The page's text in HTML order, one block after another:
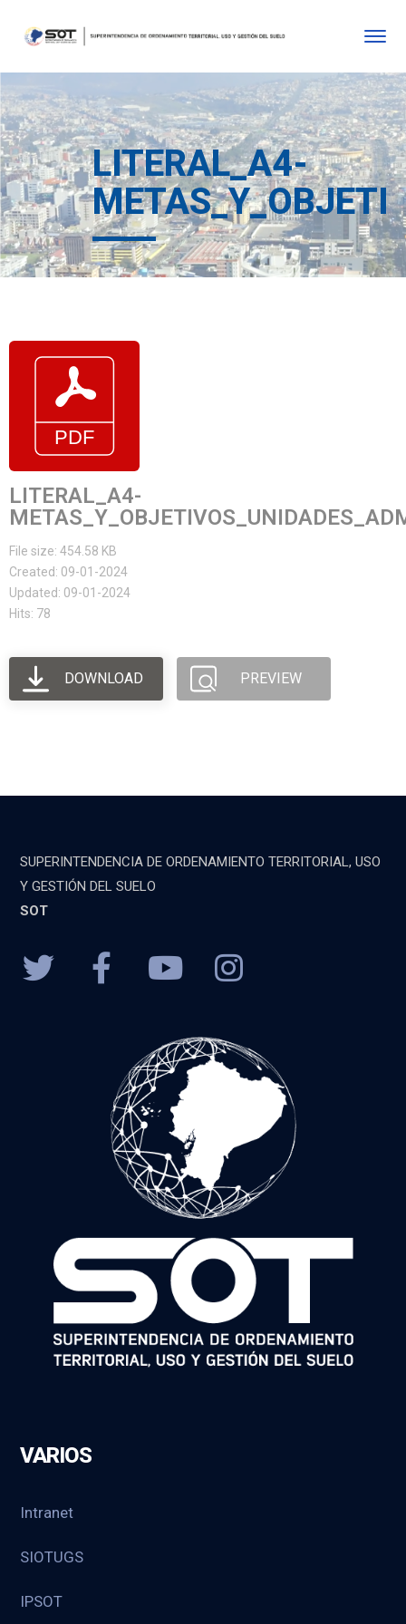
LITERAL_A4-
LITERAL_A4-
File size: 454.58 KB
Created: 09-01-2024
Updated: 09-01-2024
Hits: 78
DOWNLOAD PREVIEW
SUPERINTENDENCIA DE ORDENAMIENTO TERRITORIAL, USO
Y GESTIÓN DEL SUELO
SOT
VARIOS
Intranet
SIOTUGS
IPSOT